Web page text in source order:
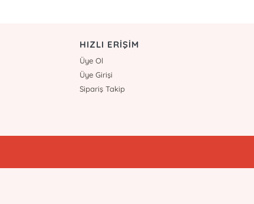
HIZLI ERİŞİM
Üye Ol
Üye Girişi
Sipariş Takip